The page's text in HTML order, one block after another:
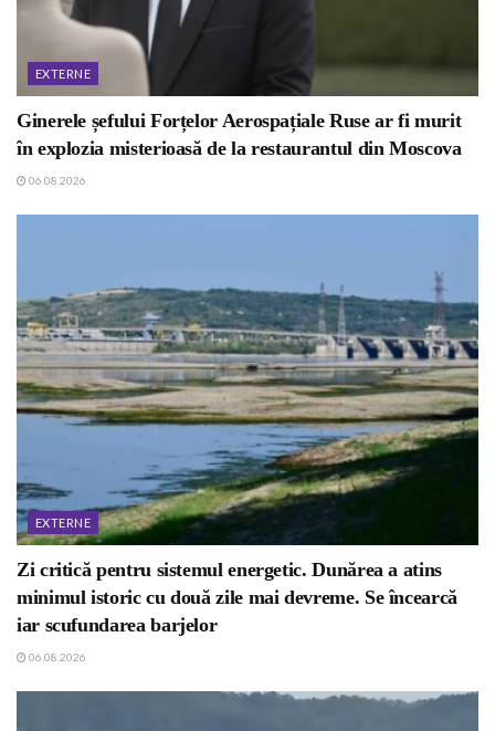
EXTERNE
Ginerele șefului Forțelor Aerospațiale Ruse ar fi murit
în explozia misterioasă de la restaurantul din Moscova
06.08.2026
EXTERNE
Zi critică pentru sistemul energetic. Dunărea a atins
minimul istoric cu două zile mai devreme. Se încearcă
iar scufundarea barjelor
06.08.2026